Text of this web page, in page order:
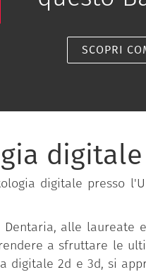
SCOPRI
digitale
digitale presso
alle laureate
a sfruttare le
digitale 2d e 3d, si